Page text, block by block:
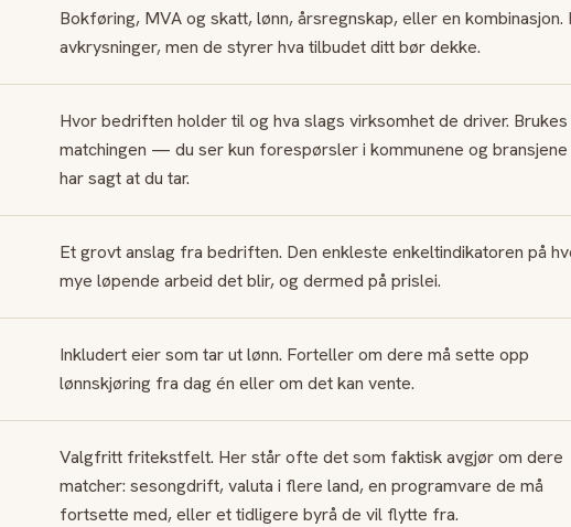
Bokføring, MVA og skatt, lønn, årsregnskap, eller en kombinasjon.
avkrysninger, men de styrer hva tilbudet ditt bør dekke.
Hvor bedriften holder til og hva slags virksomhet de driver.
matchingen — du ser kun forespørsler i kommunene og bransjene
har sagt at du tar.
Et grovt anslag fra bedriften. Den enkleste enkeltindikatoren på
mye løpende arbeid det blir, og dermed på prislei.
Inkludert eier som tar ut lønn. Forteller om dere må sette opp
lønnskjøring fra dag én eller om det kan vente.
Valgfritt fritekstfelt. Her står ofte det som faktisk avgjør om dere
matcher: sesongdrift, valuta i flere land, en programvare de må
fortsette med, eller et tidligere byrå de vil flytte fra.